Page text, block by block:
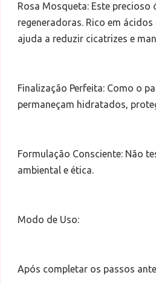
Rosa Mosqueta: Este
regeneradoras. Rico em
ajuda a reduzir cicatrizes e
Finalização Perfeita: Como o
permaneçam hidratados,
Formulação Consciente: Não
ambiental e ética.
Modo de Uso:
Após completar os passos